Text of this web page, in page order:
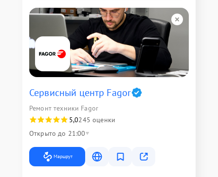
Сервисный центр Fagor
Ремонт техники Fagor
5,0245 оценки
Открыто до 21:00
Маршрут